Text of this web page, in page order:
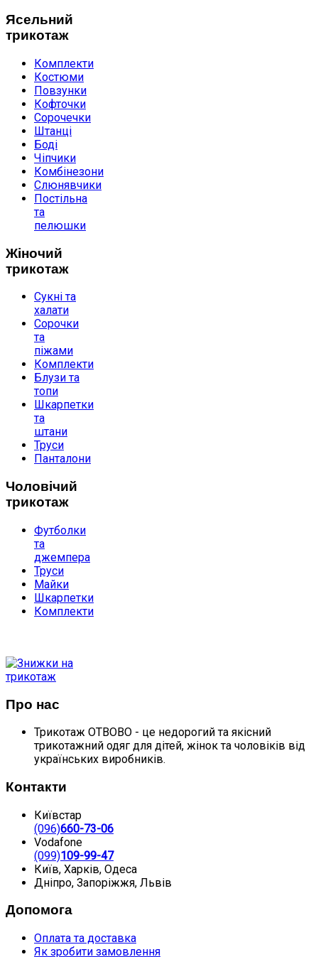
Ясельний
трикотаж
Комплекти
Костюми
Повзунки
Кофточки
Сорочечки
Штанці
Боді
Чіпчики
Комбінезони
Слюнявчики
Постільна
та
пелюшки
Жіночий
трикотаж
Сукні та
халати
Сорочки
та
піжами
Комплекти
Блузи та
топи
Шкарпетки
та
штани
Труси
Панталони
Чоловічий
трикотаж
Футболки
та
джемпера
Труси
Майки
Шкарпетки
Комплекти
Про нас
Трикотаж ОТВОВО - це недорогий та якісний
трикотажний одяг для дітей, жінок та чоловіків від
українських виробників.
Контакти
Київстар
(096)660-73-06
Vodafone
(099)109-99-47
Київ, Харків, Одеса
Дніпро, Запоріжжя, Львів
Допомога
Оплата та доставка
Як зробити замовлення